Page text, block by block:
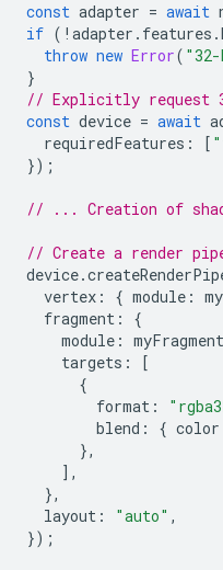
const adapter = await
if ( ! adapter . features .
throw new Error(
}
// Explicitly request
const device = await
requiredFeatures : [
});
// ... Creation of
// Create a render
device.
vertex : { module :
fragment :
{
module :
targets :
[
{
format :
blend : { color
},
],
},
layout : "auto" ,
});